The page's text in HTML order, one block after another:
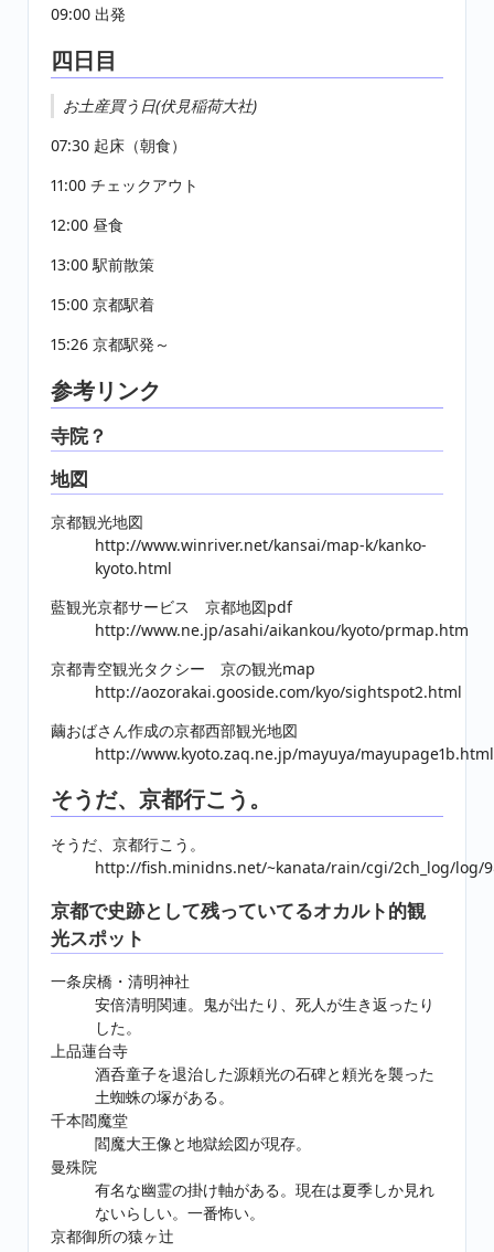
09:00 出発
四日目
お土産買う日(伏見稲荷大社)
07:30 起床（朝食）
11:00 チェックアウト
12:00 昼食
13:00 駅前散策
15:00 京都駅着
15:26 京都駅発～
参考リンク
寺院？
地図
京都観光地図
http://www.winriver.net/kansai/map-k/kanko-
kyoto.html
藍観光京都サービス 京都地図pdf
http://www.ne.jp/asahi/aikankou/kyoto/prmap.htm
京都青空観光タクシー 京の観光map
http://aozorakai.gooside.com/kyo/sightspot2.html
繭おばさん作成の京都西部観光地図
http://www.kyoto.zaq.ne.jp/mayuya/mayupage1b.html
そうだ、京都行こう。
そうだ、京都行こう。
http://fish.minidns.net/~kanata/rain/cgi/2ch_log/log/
京都で史跡として残っていてるオカルト的観
光スポット
一条戻橋・清明神社
安倍清明関連。鬼が出たり、死人が生き返ったり
した。
上品蓮台寺
酒呑童子を退治した源頼光の石碑と頼光を襲った
土蜘蛛の塚がある。
千本閻魔堂
閻魔大王像と地獄絵図が現存。
曼殊院
有名な幽霊の掛け軸がある。現在は夏季しか見れ
ないらしい。一番怖い。
京都御所の猿ヶ辻